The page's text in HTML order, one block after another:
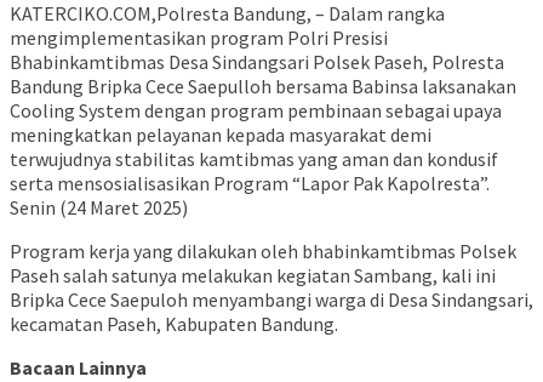
KATERCIKO.COM,Polresta Bandung, – Dalam rangka
mengimplementasikan program Polri Presisi
Bhabinkamtibmas Desa Sindangsari Polsek Paseh, Polresta
Bandung Bripka Cece Saepulloh bersama Babinsa laksanakan
Cooling System dengan program pembinaan sebagai upaya
meningkatkan pelayanan kepada masyarakat demi
terwujudnya stabilitas kamtibmas yang aman dan kondusif
serta mensosialisasikan Program “Lapor Pak Kapolresta”.
Senin (24 Maret 2025)
Program kerja yang dilakukan oleh bhabinkamtibmas Polsek
Paseh salah satunya melakukan kegiatan Sambang, kali ini
Bripka Cece Saepuloh menyambangi warga di Desa Sindangsari,
kecamatan Paseh, Kabupaten Bandung.
Bacaan Lainnya